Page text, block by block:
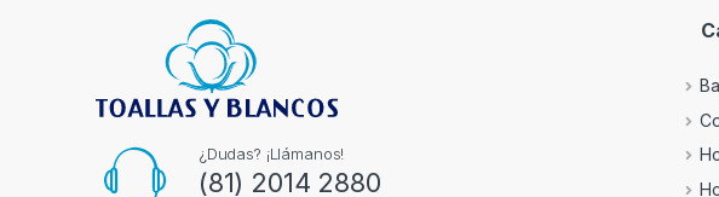
¿Dudas? ¡Llámanos!
(81) 2014 2880